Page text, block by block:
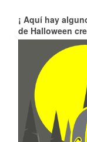
¡ Aquí hay
de Halloween